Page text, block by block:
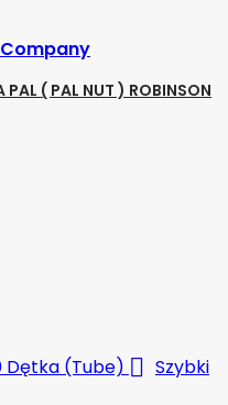
( PAL NUT ) ROBINSON
 Szybki